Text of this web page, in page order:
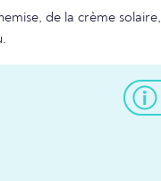
de la crème